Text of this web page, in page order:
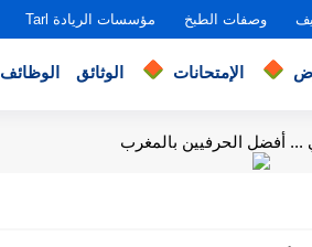
وصفات الطبخ مؤسسات الريادة Tarl
الإمتحانات الوثائق الوظائف
أفضل الحرفيين بالمغرب